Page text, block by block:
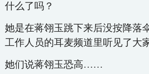
什么了吗？
她是在蒋翎玉跳下来后没按降落
工作人员的耳麦频道里听见了大
她们说蒋翎玉恐高……